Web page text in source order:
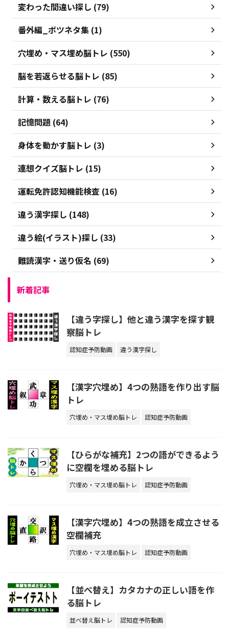
変わった間違い探し (79)
番外編_ボツネタ集 (1)
穴埋め・マス埋め脳トレ (550)
脳を若返らせる脳トレ (85)
計算・数える脳トレ (76)
記憶問題 (64)
身体を動かす脳トレ (3)
連想クイズ脳トレ (15)
運転免許認知機能検査 (16)
違う漢字探し (148)
違う絵(イラスト)探し (33)
難読漢字・送り仮名 (69)
新着記事
【違う字探し】他と違う漢字を探す観
察脳トレ
認知症予防動画 違う漢字探し
【漢字穴埋め】4つの熟語を作り出す脳
トレ
穴埋め・マス埋め脳トレ 認知症予防動画
【ひらがな補充】2つの語ができるよう
に空欄を埋める脳トレ
穴埋め・マス埋め脳トレ 認知症予防動画
【漢字穴埋め】4つの熟語を成立させる
空欄補充
穴埋め・マス埋め脳トレ 認知症予防動画
【並べ替え】カタカナの正しい語を作
る脳トレ
並べ替え脳トレ 認知症予防動画